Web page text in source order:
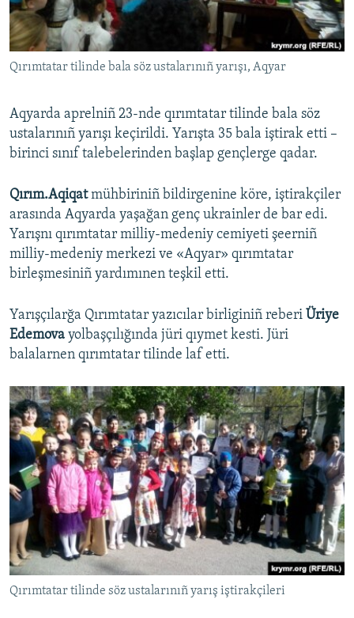
Русский
Українською
Qırımtatar tilinde bala söz ustalarınıñ yarışı, Aqyar
Aqyarda aprelniñ 23-nde qırımtatar tilinde bala söz
ustalarınıñ yarışı keçirildi. Yarışta 35 bala iştirak etti –
birinci sınıf talebelerinden başlap gençlerge qadar.
Qırım.Aqiqatmühbiriniñ bildirgenine köre, iştirakçiler
arasında Aqyarda yaşağan genç ukrainler de bar edi.
Yarışnı qırımtatar milliy-medeniy cemiyeti şeerniñ
milliy-medeniy merkezi ve «Aqyar» qırımtatar
birleşmesiniñ yardımınen teşkil etti.
Yarışçılarğa Qırımtatar yazıcılar birliginiñ reberi Üriye
Edemova yolbaşçılığında jüri qıymet kesti. Jüri
balalarnen qırımtatar tilinde laf etti.
Qırımtatar tilinde söz ustalarınıñ yarış iştirakçileri